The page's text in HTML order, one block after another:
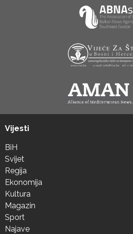
Vijesti
BiH
Svijet
Regija
Ekonomija
Kultura
Magazin
Sport
Najave